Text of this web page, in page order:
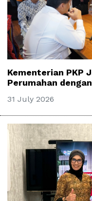
Kementerian PKP
Perumahan
31 July 2026